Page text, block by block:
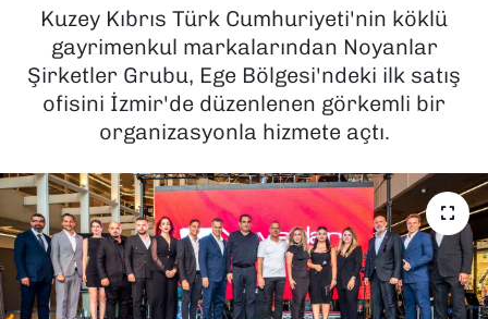
Kuzey Kıbrıs Türk Cumhuriyeti'nin köklü
gayrimenkul markalarından Noyanlar
Şirketler Grubu, Ege Bölgesi'ndeki ilk satış
ofisini İzmir'de düzenlenen görkemli bir
organizasyonla hizmete açtı.
MAGAZİN
POLİTİKA
SAĞLIK
SPOR
TEKNOLOJİ
YAŞAM
Haber Arşivi